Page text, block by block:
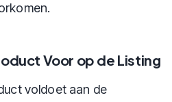
Voor op de Listing
voldoet aan de